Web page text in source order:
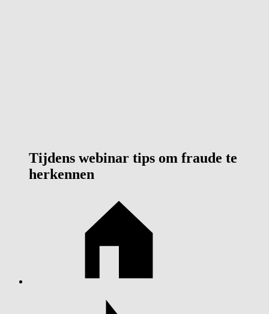
Tijdens webinar tips om fraude te
herkennen